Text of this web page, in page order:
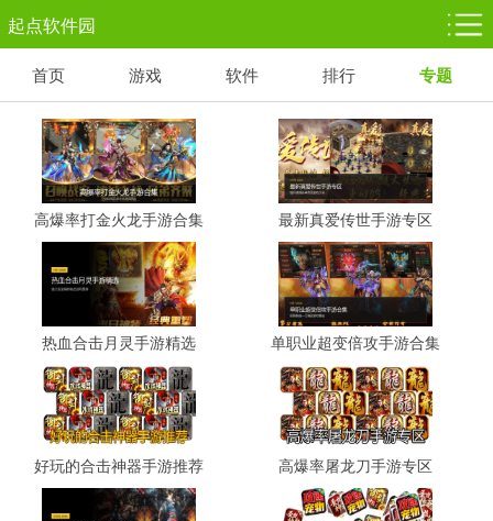
起点软件园
塔防游戏
1千+款游戏
休闲益智
1万+款游戏
体育竞技
5百+款游戏
角色扮演
3千+款游戏
3百+款游戏
动作射击
3百+款游戏
首页 游戏 软件 排行 专题
高爆率打金火龙手游合集 最新真爱传世手游专区
热血合击月灵手游精选 单职业超变倍攻手游合集
好玩的合击神器手游推荐 高爆率屠龙刀手游专区